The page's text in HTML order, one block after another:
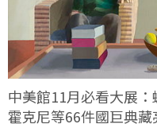
中美館11月必看大展
霍克尼等66件國巨典藏